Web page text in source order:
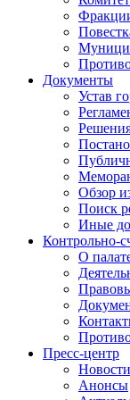
Документы
Устав
Обзор
Поиск
Иные
Контрольно-
О
Пресс-центр
Анонсы